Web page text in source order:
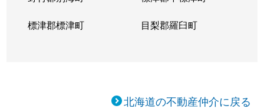
標津郡標津町 目梨郡羅臼町
北海道の不動産仲介に戻る